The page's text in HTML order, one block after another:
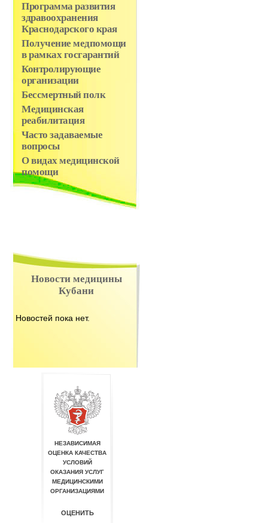
Программа развития
здравоохранения
Краснодарского края
Получение медпомощи
в рамках госгарантий
Контролирующие
организации
Бессмертный полк
Медицинская
реабилитация
Часто задаваемые
вопросы
О видах медицинской
помощи
Новости медицины
Кубани
Новостей пока нет.